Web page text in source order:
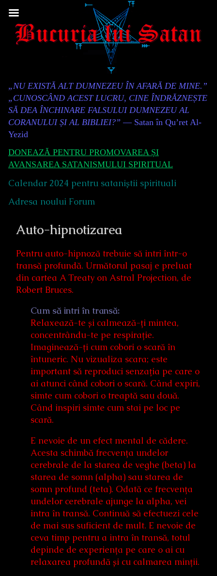
to
Content
Header
„NU EXISTĂ ALT DUMNEZEU ÎN AFARĂ DE MINE.”
„CUNOSCÂND ACEST LUCRU, CINE ÎNDRĂZNEȘTE
SĂ DEA ÎNCHINARE FALSULUI DUMNEZEU AL
CORANULUI ȘI AL BIBLIEI?” — Satan în Qu’ret Al-
Yezid
DONEAZĂ PENTRU PROMOVAREA ȘI
AVANSAREA SATANISMULUI SPIRITUAL
Calendar 2024 pentru sataniștii spirituali
Adresa noului Forum
Auto-hipnotizarea
Pentru auto-hipnoză trebuie să intri într-o
transă profundă. Următorul pasaj e preluat
din cartea A Treaty on Astral Projection, de
Robert Bruces.
Cum să intri în transă:
Relaxează-te și calmează-ți mintea,
concentrându-te pe respirație.
Imaginează-ți cum cobori o scară în
întuneric. Nu vizualiza scara; este
important să reproduci senzația pe care o
ai atunci când cobori o scară. Când expiri,
simte cum cobori o treaptă sau două.
Când inspiri simte cum stai pe loc pe
scară.
E nevoie de un efect mental de cădere.
Acesta schimbă frecvența undelor
cerebrale de la starea de veghe (beta) la
starea de somn (alpha) sau starea de
somn profund (teta). Odată ce frecvența
undelor cerebrale ajunge la alpha, vei
intra în transă. Continuă să efectuezi cele
de mai sus suficient de mult. E nevoie de
ceva timp pentru a intra în transă, totul
depinde de experiența pe care o ai cu
relaxarea profundă și cu calmarea minții.